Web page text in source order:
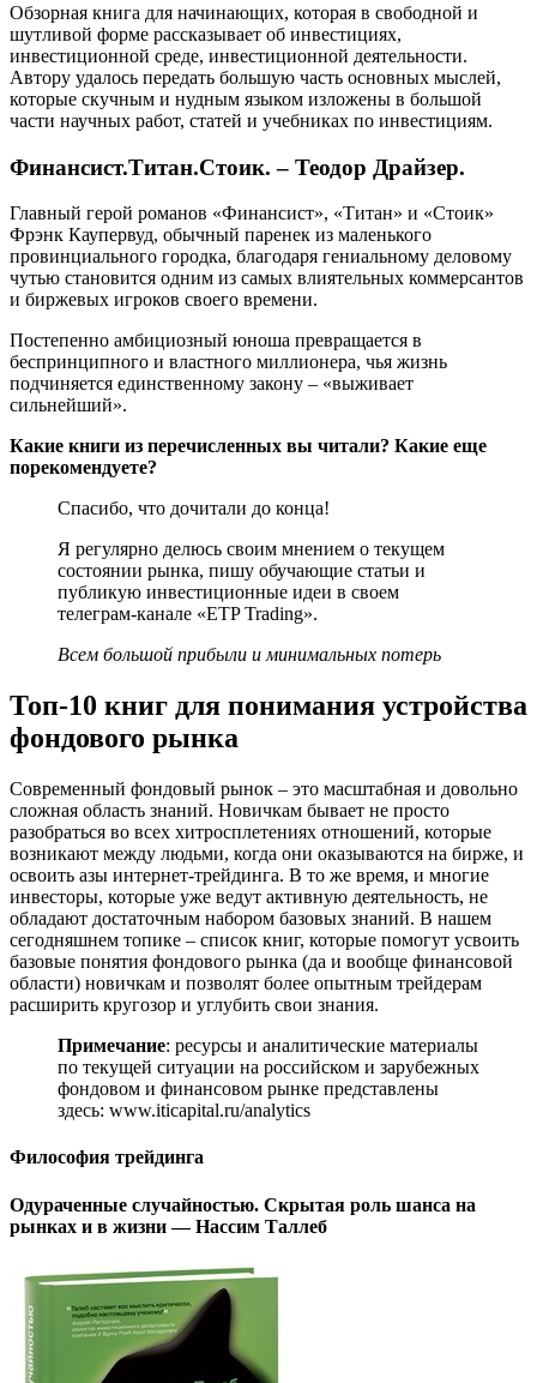
Обзорная книга для начинающих, которая в свободной и
шутливой форме рассказывает об инвестициях,
инвестиционной среде, инвестиционной деятельности.
Автору удалось передать большую часть основных мыслей,
которые скучным и нудным языком изложены в большой
части научных работ, статей и учебниках по инвестициям.
Финансист.Титан.Стоик. – Теодор Драйзер.
Главный герой романов «Финансист», «Титан» и «Стоик»
Фрэнк Каупервуд, обычный паренек из маленького
провинциального городка, благодаря гениальному деловому
чутью становится одним из самых влиятельных коммерсантов
и биржевых игроков своего времени.
Постепенно амбициозный юноша превращается в
беспринципного и властного миллионера, чья жизнь
подчиняется единственному закону – «выживает
сильнейший».
Какие книги из перечисленных вы читали? Какие еще
порекомендуете?
Спасибо, что дочитали до конца!
Я регулярно делюсь своим мнением о текущем
состоянии рынка, пишу обучающие статьи и
публикую инвестиционные идеи в своем
телеграм-канале «ETP Trading».
Всем большой прибыли и минимальных потерь
Топ-10 книг для понимания устройства
фондового рынка
Современный фондовый рынок – это масштабная и довольно
сложная область знаний. Новичкам бывает не просто
разобраться во всех хитросплетениях отношений, которые
возникают между людьми, когда они оказываются на бирже, и
освоить азы интернет-трейдинга. В то же время, и многие
инвесторы, которые уже ведут активную деятельность, не
обладают достаточным набором базовых знаний. В нашем
сегодняшнем топике – список книг, которые помогут усвоить
базовые понятия фондового рынка (да и вообще финансовой
области) новичкам и позволят более опытным трейдерам
расширить кругозор и углубить свои знания.
Примечание: ресурсы и аналитические материалы
по текущей ситуации на российском и зарубежных
фондовом и финансовом рынке представлены
здесь: www.iticapital.ru/analytics
Философия трейдинга
Одураченные случайностью. Скрытая роль шанса на
рынках и в жизни — Нассим Таллеб